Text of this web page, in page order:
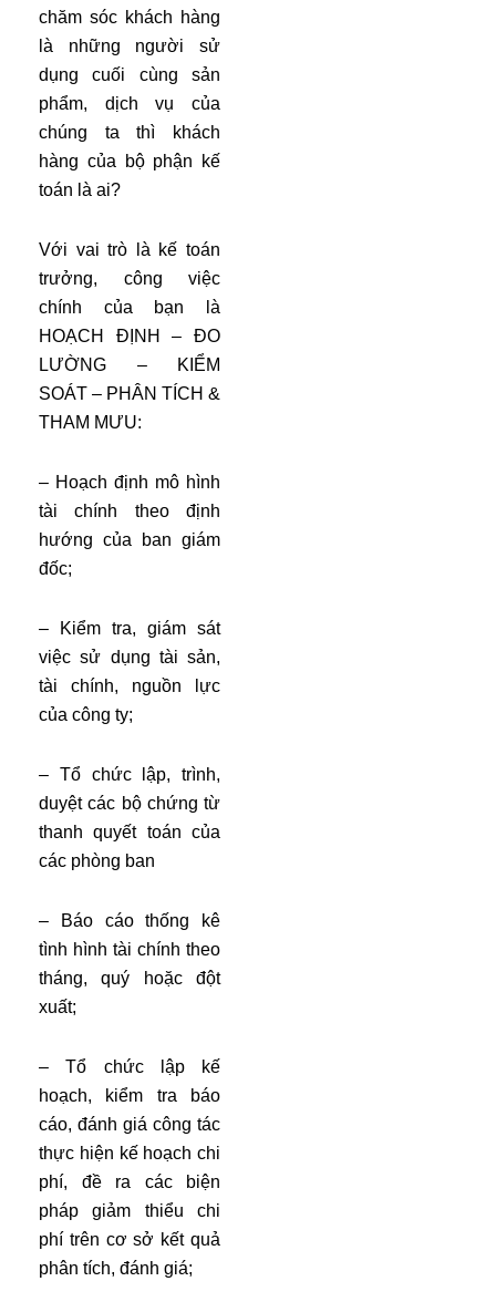
chăm sóc khách hàng
là những người sử
dụng cuối cùng sản
phẩm, dịch vụ của
chúng ta thì khách
hàng của bộ phận kế
toán là ai?
Với vai trò là kế toán
trưởng, công việc
chính của bạn là
HOẠCH ĐỊNH – ĐO
LƯỜNG – KIỂM
SOÁT – PHÂN TÍCH &
THAM MƯU:
– Hoạch định mô hình
tài chính theo định
hướng của ban giám
đốc;
– Kiểm tra, giám sát
việc sử dụng tài sản,
tài chính, nguồn lực
của công ty;
– Tổ chức lập, trình,
duyệt các bộ chứng từ
thanh quyết toán của
các phòng ban
– Báo cáo thống kê
tình hình tài chính theo
tháng, quý hoặc đột
xuất;
– Tổ chức lập kế
hoạch, kiểm tra báo
cáo, đánh giá công tác
thực hiện kế hoạch chi
phí, đề ra các biện
pháp giảm thiểu chi
phí trên cơ sở kết quả
phân tích, đánh giá;